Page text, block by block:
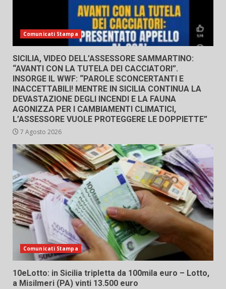
Comunicati Stampa
SICILIA, VIDEO DELL’ASSESSORE SAMMARTINO:
“AVANTI CON LA TUTELA DEI CACCIATORI”.
INSORGE IL WWF: “PAROLE SCONCERTANTI E
INACCETTABILI! MENTRE IN SICILIA CONTINUA LA
DEVASTAZIONE DEGLI INCENDI E LA FAUNA
AGONIZZA PER I CAMBIAMENTI CLIMATICI,
L’ASSESSORE VUOLE PROTEGGERE LE DOPPIETTE”
7 Agosto 2026
Comunicati Stampa
10eLotto: in Sicilia tripletta da 100mila euro – Lotto,
a Misilmeri (PA) vinti 13.500 euro